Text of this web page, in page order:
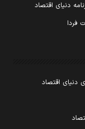
دنیای اقتصاد
فردا
دنیای اقتصاد